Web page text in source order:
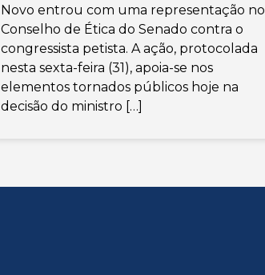
Novo entrou com uma representação no
Conselho de Ética do Senado contra o
congressista petista. A ação, protocolada
nesta sexta-feira (31), apoia-se nos
elementos tornados públicos hoje na
decisão do ministro […]